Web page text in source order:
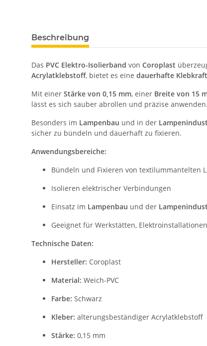
Beschreibung
Das PVC Elektro-Isolierband von Coroplast
Acrylatklebstoff, bietet es eine dauerhafte Klebkraft
Mit einer Stärke von 0,15 mm, einer Breite von 15
lässt es sich sauber abrollen und präzise
Besonders im Lampenbau und in der
sicher zu bündeln und dauerhaft zu fixieren.
Anwendungsbereiche:
Bündeln und Fixieren von textilummantelten
Isolieren elektrischer Verbindungen
Einsatz im Lampenbau und der
Geeignet für Werkstätten,
Technische Daten:
Hersteller: Coroplast
Material: Weich-PVC
Farbe: Schwarz
Kleber: alterungsbeständiger Acrylatklebstoff
Stärke: 0,15 mm